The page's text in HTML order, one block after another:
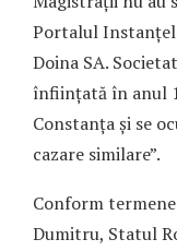
Portalul
Doina SA.
înființată în anul
Constanța și se
cazare similare”.
Conform
Dumitru, Statul